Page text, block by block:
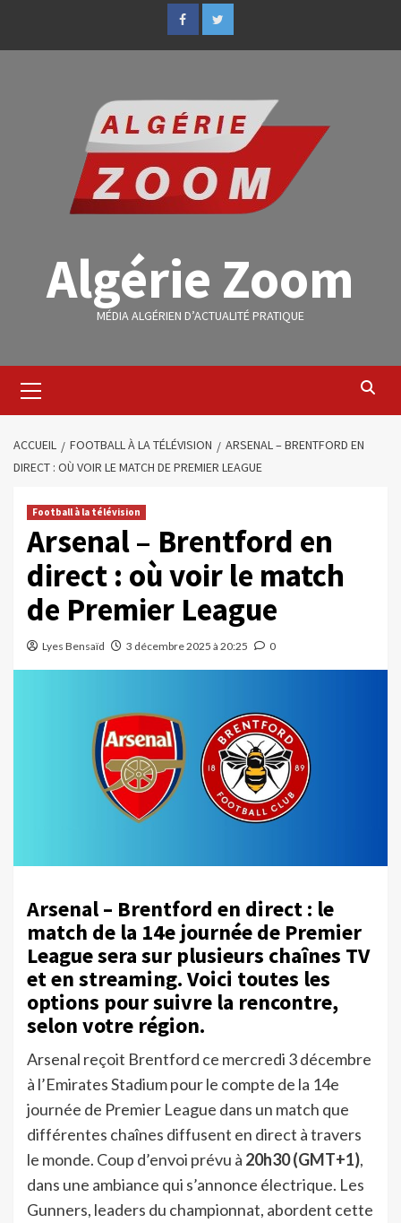
Algérie Zoom
MÉDIA ALGÉRIEN D’ACTUALITÉ PRATIQUE
ACCUEIL FOOTBALL À LA TÉLÉVISION
ARSENAL – BRENTFORD EN
DIRECT : OÙ VOIR LE MATCH DE PREMIER LEAGUE
Football à la télévision
Arsenal – Brentford en
direct : où voir le match
de Premier League
Lyes Bensaïd 3 décembre 2025 à 20:25 0
Arsenal – Brentford en direct : le
match de la 14e journée de Premier
League sera sur plusieurs chaînes TV
et en streaming. Voici toutes les
options pour suivre la rencontre,
selon votre région.
Arsenal reçoit Brentford ce mercredi 3 décembre
à l’Emirates Stadium pour le compte de la 14e
journée de Premier League dans un match que
différentes chaînes diffusent en direct à travers
le monde. Coup d’envoi prévu à 20h30(GMT+1),
dans une ambiance qui s’annonce électrique. Les
Gunners, leaders du championnat, abordent cette